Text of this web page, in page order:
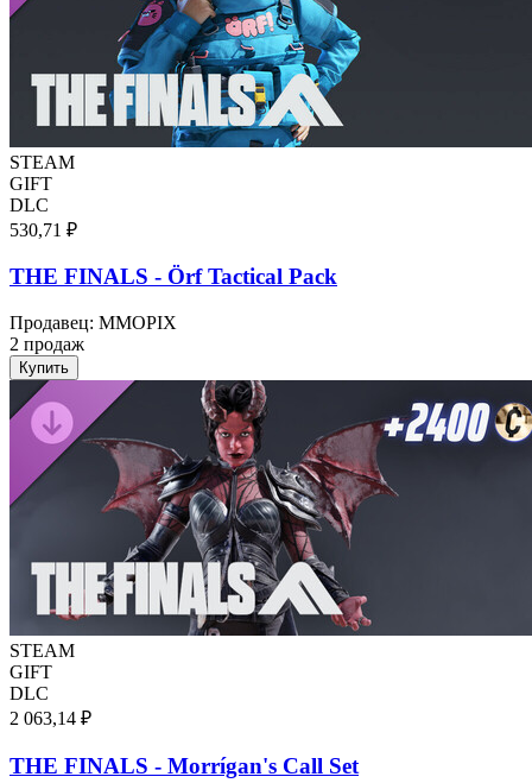
STEAM
GIFT
DLC
530,71 ₽
THE FINALS - Örf Tactical Pack
Продавец: MMOPIX
2 продаж
Купить
STEAM
GIFT
DLC
2 063,14 ₽
THE FINALS - Morrígan's Call Set